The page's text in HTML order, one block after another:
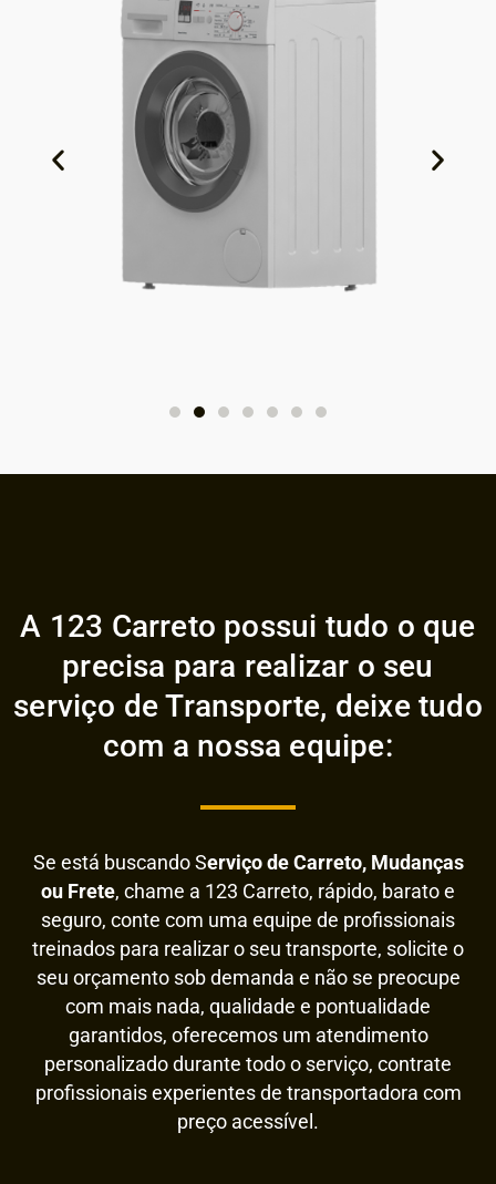
A 123 Carreto possui tudo o que
precisa para realizar o seu
serviço de Transporte, deixe tudo
com a nossa equipe:
Se está buscando Serviço de Carreto, Mudanças
ou Frete, chame a 123 Carreto, rápido, barato e
seguro, conte com uma equipe de profissionais
treinados para realizar o seu transporte, solicite o
seu orçamento sob demanda e não se preocupe
com mais nada, qualidade e pontualidade
garantidos, oferecemos um atendimento
personalizado durante todo o serviço, contrate
profissionais experientes de transportadora com
preço acessível.